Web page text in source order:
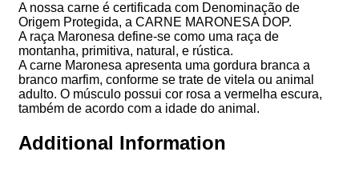
A nossa carne é certificada com Denominação de
Origem Protegida, a CARNE MARONESA DOP.
A raça Maronesa define-se como uma raça de
montanha, primitiva, natural, e rústica.
A carne Maronesa apresenta uma gordura branca a
branco marfim, conforme se trate de vitela ou animal
adulto. O músculo possui cor rosa a vermelha escura,
também de acordo com a idade do animal.
Additional Information